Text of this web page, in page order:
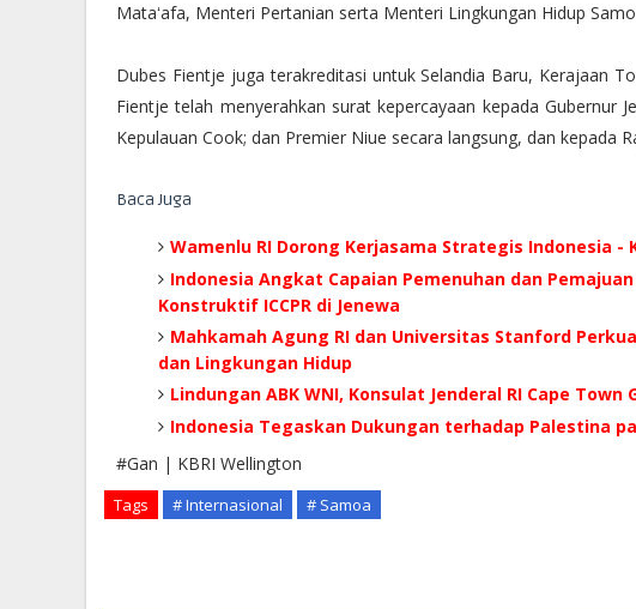
Mataʻafa, Menteri Pertanian serta Menteri Lingkungan Hidup
Dubes Fientje juga terakreditasi untuk Selandia Baru, Kerajaan
Fientje telah menyerahkan surat kepercayaan kepada Gubernur
Kepulauan Cook; dan Premier Niue secara langsung, dan kepada
Baca Juga
Wamenlu RI Dorong Kerjasama Strategis Indonesia -
Indonesia Angkat Capaian Pemenuhan dan
Konstruktif ICCPR di Jenewa
Mahkamah Agung RI dan Universitas Stanford
dan Lingkungan Hidup
Lindungan ABK WNI, Konsulat Jenderal RI Cape
Indonesia Tegaskan Dukungan terhadap Palestina
#Gan | KBRI Wellington
Tags # Internasional # Samoa